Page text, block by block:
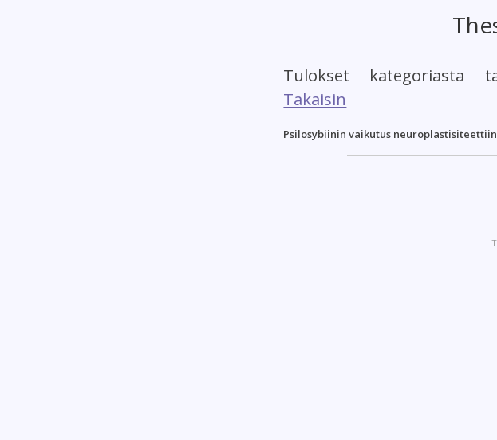
Tulokset kategoriasta
Takaisin
Psilosybiinin vaikutus neuroplastisiteettiin